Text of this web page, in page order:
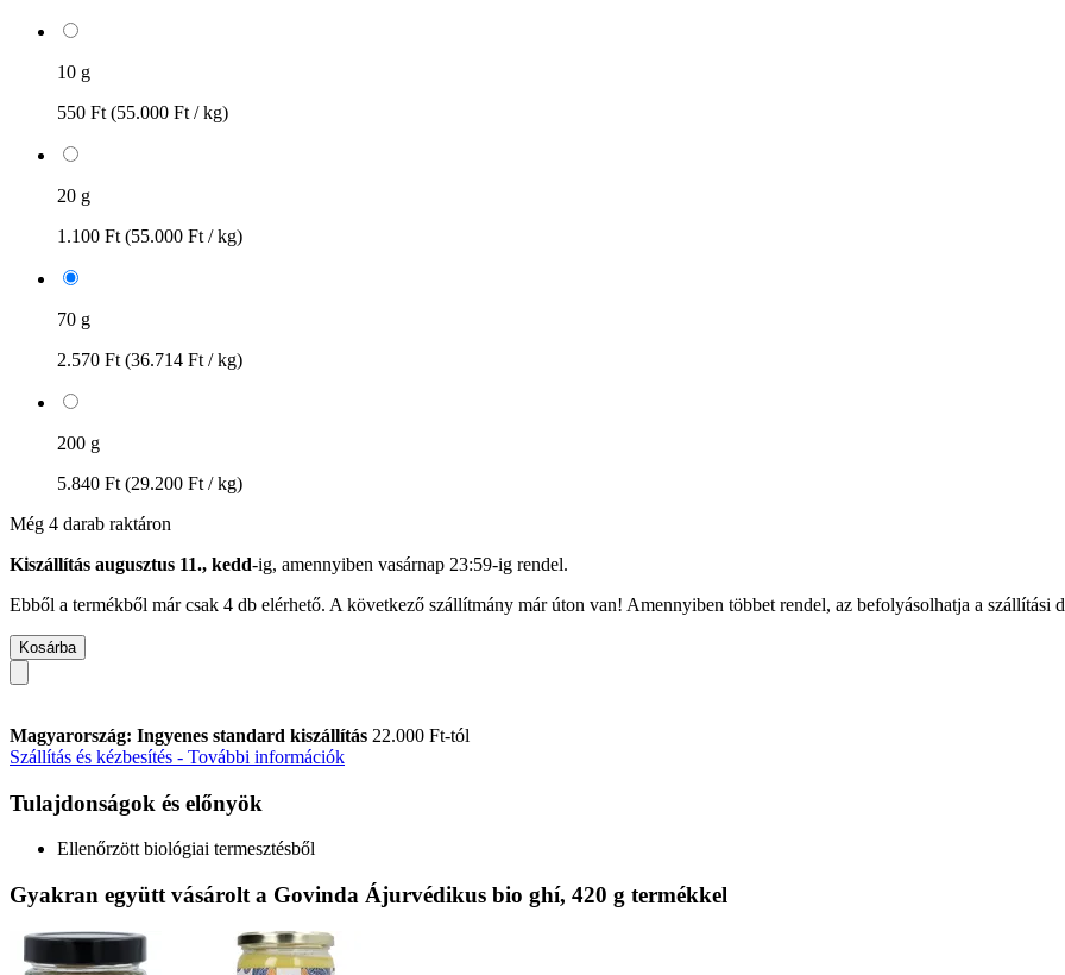
10 g
550 Ft (55.000 Ft / kg)
20 g
1.100 Ft (55.000 Ft / kg)
70 g
2.570 Ft (36.714 Ft / kg)
200 g
5.840 Ft (29.200 Ft / kg)
Még 4 darab raktáron
Kiszállítás augusztus 11., kedd-ig, amennyiben vasárnap 23:59-ig rendel.
Ebből a termékből már csak 4 db elérhető. A következő szállítmány már úton van! Amennyiben többet rendel, az befolyásolhatja a szállítási
Kosárba
Magyarország: Ingyenes standard kiszállítás 22.000 Ft-tól
Szállítás és kézbesítés - További információk
Tulajdonságok és előnyök
Ellenőrzött biológiai termesztésből
Gyakran együtt vásárolt a Govinda Ájurvédikus bio ghí, 420 g termékkel